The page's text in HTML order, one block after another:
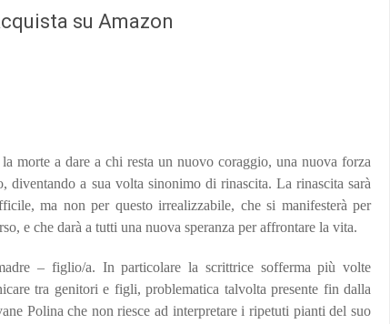
su Amazon
morte a dare a chi resta un nuovo coraggio, una nuova forza
diventando a sua volta sinonimo di rinascita. La rinascita sarà
ma non per questo irrealizzabile, che si manifesterà per
e che darà a tutti una nuova speranza per affrontare la vita.
– figlio/a. In particolare la scrittrice sofferma più volte
tra genitori e figli, problematica talvolta presente fin dalla
Polina che non riesce ad interpretare i ripetuti pianti del suo